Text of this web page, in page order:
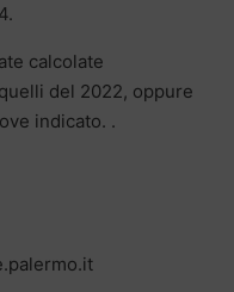
calcolate
del 2022, oppure
indicato. .